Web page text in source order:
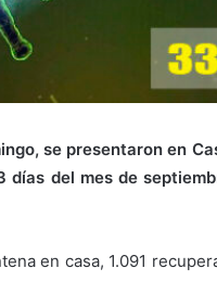
se presentaron en
del mes de
en casa, 1.091